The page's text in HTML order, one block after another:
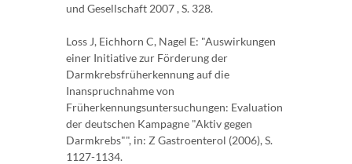
und Gesellschaft 2007 , S. 328.
Loss J, Eichhorn C, Nagel E: "Auswirkungen
einer Initiative zur Förderung der
Darmkrebsfrüherkennung auf die
Inanspruchnahme von
Früherkennungsuntersuchungen: Evaluation
der deutschen Kampagne "Aktiv gegen
Darmkrebs"", in: Z Gastroenterol (2006), S.
1127-1134.